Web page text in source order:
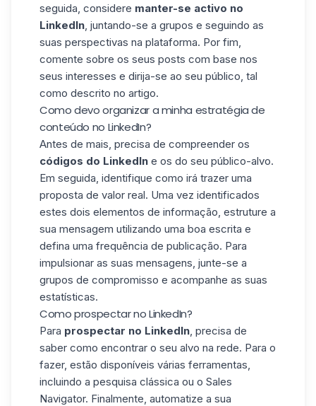
seguida, considere manter-se activo no
LinkedIn , juntando-se a grupos e seguindo as
suas perspectivas na plataforma. Por fim,
comente sobre os seus posts com base nos
seus interesses e dirija-se ao seu público, tal
como descrito no artigo.
Como devo organizar a minha estratégia de
conteúdo no LinkedIn?
Antes de mais, precisa de compreender os
códigos do LinkedIn e os do seu público-alvo.
Em seguida, identifique como irá trazer uma
proposta de valor real. Uma vez identificados
estes dois elementos de informação, estruture a
sua mensagem utilizando uma boa escrita e
defina uma frequência de publicação. Para
impulsionar as suas mensagens, junte-se a
grupos de compromisso e acompanhe as suas
estatísticas.
Como prospectar no LinkedIn?
Para prospectar no LinkedIn , precisa de
saber como encontrar o seu alvo na rede. Para o
fazer, estão disponíveis várias ferramentas,
incluindo a pesquisa clássica ou o Sales
Navigator. Finalmente, automatize a sua